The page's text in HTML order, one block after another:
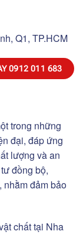
Q1, TP.HCM
0912 011 683
trong những
đại, đáp ứng
lượng và an
đồng bộ,
nhằm đảm bảo
chất tại Nha